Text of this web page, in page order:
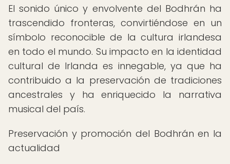
El sonido único y envolvente del Bodhrán ha
trascendido fronteras, convirtiéndose en un
símbolo reconocible de la cultura irlandesa
en todo el mundo. Su impacto en la identidad
cultural de Irlanda es innegable, ya que ha
contribuido a la preservación de tradiciones
ancestrales y ha enriquecido la narrativa
musical del país.
Preservación y promoción del Bodhrán en la
actualidad